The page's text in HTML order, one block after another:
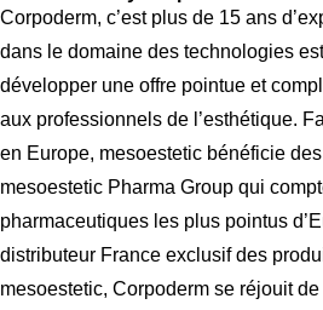
Corpoderm, c’est plus de 15 ans
dans le domaine des technologies
développer une offre pointue et
aux professionnels de l’esthétique.
en Europe, mesoestetic bénéficie
mesoestetic Pharma Group qui
pharmaceutiques les plus pointus
distributeur France exclusif des
mesoestetic, Corpoderm se réjouit